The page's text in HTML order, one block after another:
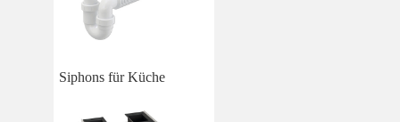
Siphons für Küche